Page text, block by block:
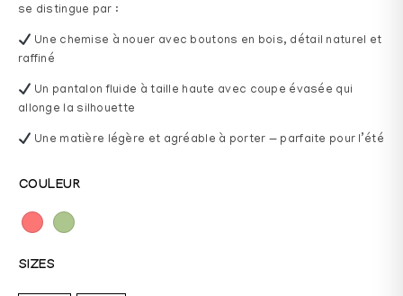
se distingue par :
Une chemise à nouer avec boutons en bois, détail naturel et
raffiné
Un pantalon fluide à taille haute avec coupe évasée qui
allonge la silhouette
Une matière légère et agréable à porter — parfaite pour l’été
COULEUR
SIZES